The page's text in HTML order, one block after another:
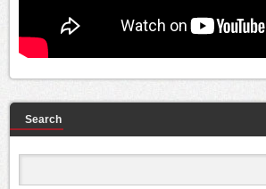
Search